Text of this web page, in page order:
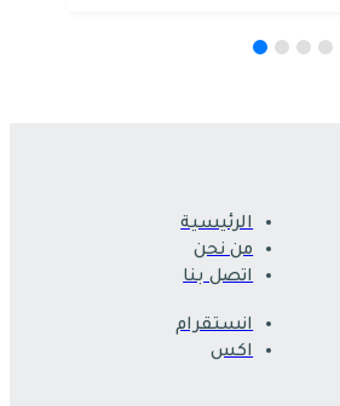
الرئيسية
من نحن
اتصل بنا
انستقرام
اكس